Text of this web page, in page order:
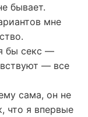
бывает.
мне
бы секс —
— все
сама, он не
что я впервые